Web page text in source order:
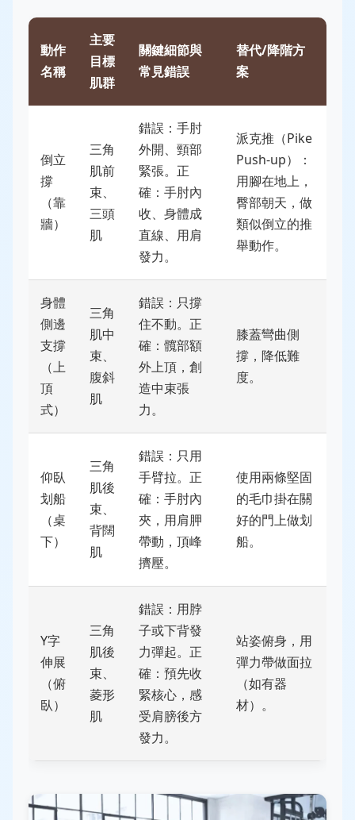
動作
名稱
主要
目標
肌群
關鍵細節與
常見錯誤
替代/降階方
案
倒立
撐
（靠
牆）
三角
肌前
束、
三頭
肌
錯誤：手肘
外開、頸部
緊張。正
確：手肘內
收、身體成
直線、用肩
發力。
派克推（Pike
Push-up）：
用腳在地上，
臀部朝天，做
類似倒立的推
舉動作。
身體
側邊
支撐
（上
頂
式）
三角
肌中
束、
腹斜
肌
錯誤：只撐
住不動。正
確：髖部額
外上頂，創
造中束張
力。
膝蓋彎曲側
撐，降低難
度。
仰臥
划船
（桌
下）
三角
肌後
束、
背闊
肌
錯誤：只用
手臂拉。正
確：手肘內
夾，用肩胛
帶動，頂峰
擠壓。
使用兩條堅固
的毛巾掛在關
好的門上做划
船。
Y字
伸展
（俯
臥）
三角
肌後
束、
菱形
肌
錯誤：用脖
子或下背發
力彈起。正
確：預先收
緊核心，感
受肩膀後方
發力。
站姿俯身，用
彈力帶做面拉
（如有器
材）。